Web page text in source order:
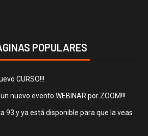
POPULARES
CURSO!!!
nuevo evento WEBINAR por ZOOM!!!
93 y ya está disponible para que la veas